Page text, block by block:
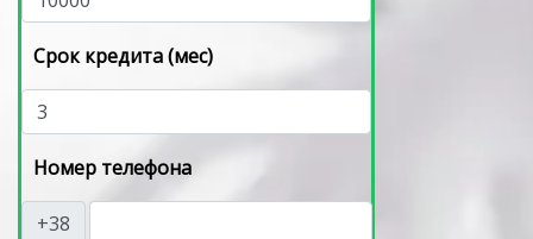
Срок кредита (мес)
Номер телефона
+38